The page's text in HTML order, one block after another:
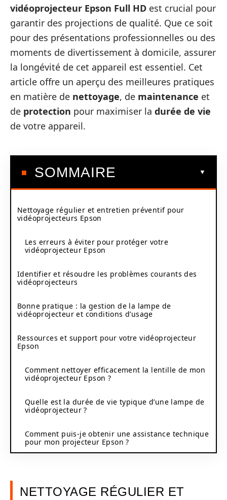
vidéoprojecteur Epson Full HD est crucial pour
garantir des projections de qualité. Que ce soit
pour des présentations professionnelles ou des
moments de divertissement à domicile, assurer
la longévité de cet appareil est essentiel. Cet
article offre un aperçu des meilleures pratiques
en matière de nettoyage, de maintenance et
de protection pour maximiser la durée de vie
de votre appareil.
SOMMAIRE
Nettoyage régulier et entretien préventif pour
vidéoprojecteurs Epson
Les erreurs à éviter pour protéger votre
vidéoprojecteur Epson
Identifier et résoudre les problèmes courants des
vidéoprojecteurs
Bonne pratique : la gestion de la lampe de
vidéoprojecteur et conditions d’usage
Ressources et support pour votre vidéoprojecteur
Epson
Comment nettoyer efficacement la lentille de mon
vidéoprojecteur Epson ?
Quelle est la durée de vie typique d’une lampe de
vidéoprojecteur ?
Comment puis-je obtenir une assistance technique
pour mon projecteur Epson ?
NETTOYAGE RÉGULIER ET